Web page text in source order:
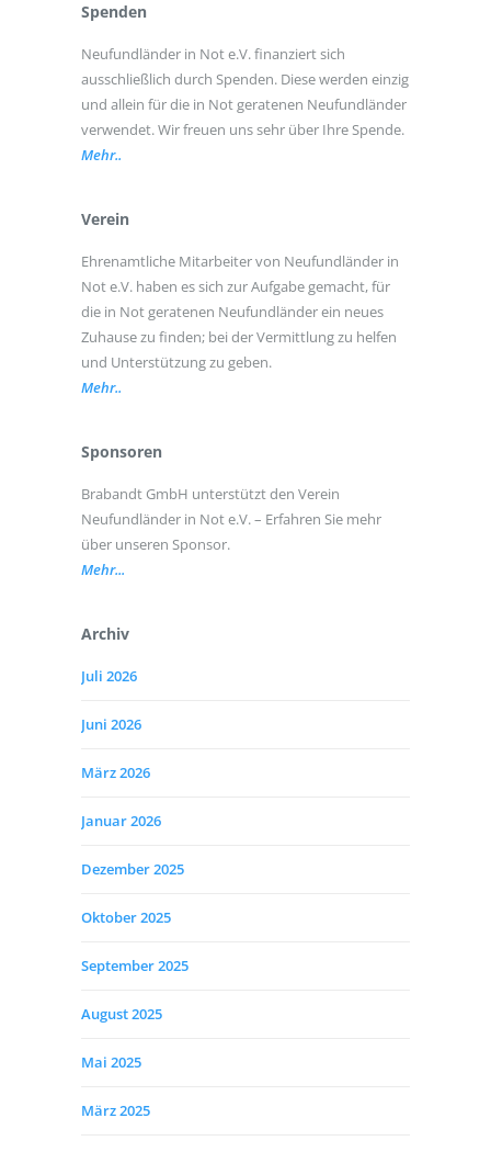
Spenden
Neufundländer in Not e.V. finanziert sich
ausschließlich durch Spenden. Diese werden einzig
und allein für die in Not geratenen Neufundländer
verwendet. Wir freuen uns sehr über Ihre Spende.
Mehr..
Verein
Ehrenamtliche Mitarbeiter von Neufundländer in
Not e.V. haben es sich zur Aufgabe gemacht, für
die in Not geratenen Neufundländer ein neues
Zuhause zu finden; bei der Vermittlung zu helfen
und Unterstützung zu geben.
Mehr..
Sponsoren
Brabandt GmbH unterstützt den Verein
Neufundländer in Not e.V. – Erfahren Sie mehr
über unseren Sponsor.
Mehr...
Archiv
Juli 2026
Juni 2026
März 2026
Januar 2026
Dezember 2025
Oktober 2025
September 2025
August 2025
Mai 2025
März 2025